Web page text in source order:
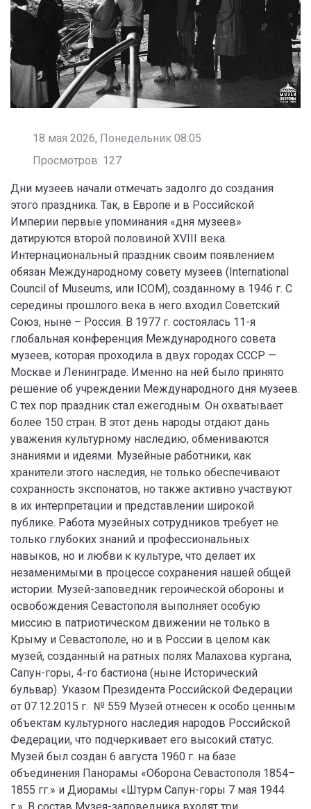
18 мая 2026, Понедельник 08:05
Просмотров: 127
Дни музеев начали отмечать задолго до создания
этого праздника. Так, в Европе и в Российской
Империи первые упоминания «дня музеев»
датируются второй половиной XVIII века.
Интернациональный праздник своим появлением
обязан Международному совету музеев (International
Council of Museums, или ICOM), созданному в 1946 г. С
середины прошлого века в него входил Советский
Союз, ныне – Россия. В 1977 г. состоялась 11-я
глобальная конференция Международного совета
музеев, которая проходила в двух городах СССР —
Москве и Ленинграде. Именно на ней было принято
решение об учреждении Международного дня музеев.
С тех пор праздник стал ежегодным. Он охватывает
более 150 стран. В этот день народы отдают дань
уважения культурному наследию, обмениваются
знаниями и идеями. Музейные работники, как
хранители этого наследия, не только обеспечивают
сохранность экспонатов, но также активно участвуют
в их интерпретации и представлении широкой
публике. Работа музейных сотрудников требует не
только глубоких знаний и профессиональных
навыков, но и любви к культуре, что делает их
незаменимыми в процессе сохранения нашей общей
истории. Музей-заповедник героической обороны и
освобождения Севастополя выполняет особую
миссию в патриотическом движении не только в
Крыму и Севастополе, но и в России в целом как
музей, созданный на ратных полях Малахова кургана,
Сапун-горы, 4-го бастиона (ныне Исторический
бульвар). Указом Президента Российской Федерации
от 07.12.2015 г. № 559 Музей отнесен к особо ценным
объектам культурного наследия народов Российской
Федерации, что подчеркивает его высокий статус.
Музей был создан 6 августа 1960 г. на базе
объединения Панорамы «Оборона Севастополя 1854–
1855 гг.» и Диорамы «Штурм Сапун-горы 7 мая 1944